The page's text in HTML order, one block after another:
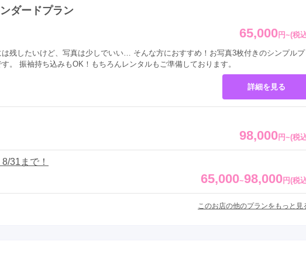
ダードプラン
65,000 円~(税
は残したいけど、写真は少しでいい… そんな方におすすめ！お写真3枚付きのシンプルプ
す。 振袖持ち込みもOK！もちろんレンタルもご準備しております。
詳細を見る
98,000 円~(税
31まで！
65,000~98,000 円(税
このお店の他のプランをもっと見